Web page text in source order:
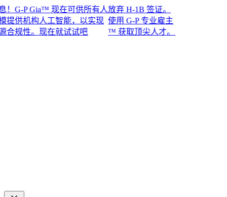
P Gia™ 现在可供所有人
机构人工智能，以实现
性。现在就试试吧​​
放弃 H-1B 签证。
使用 G-P 专业雇主
™ 获取顶尖人才。​​